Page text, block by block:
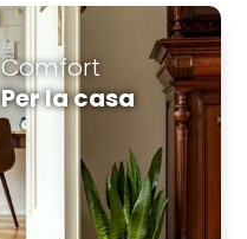
Comfort
Per la casa